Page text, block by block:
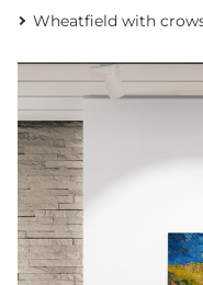
Wheatfield with